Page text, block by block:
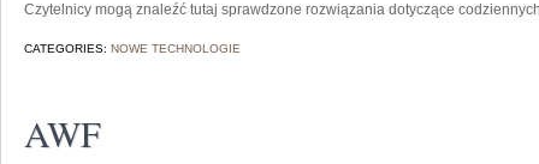
Czytelnicy mogą znaleźć tutaj sprawdzone rozwiązania dotyczące
CATEGORIES: NOWE TECHNOLOGIE
AWF